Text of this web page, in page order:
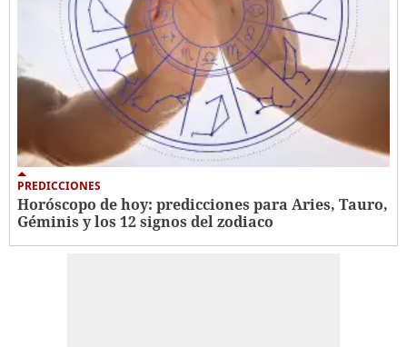
PREDICCIONES
Horóscopo de hoy: predicciones para Aries, Tauro,
Géminis y los 12 signos del zodiaco